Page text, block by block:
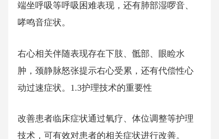
端坐呼吸等呼吸困难表现，还有肺部湿啰音、
哮鸣音症状。
右心相关伴随表现存在下肢、骶部、眼睑水
肿，颈静脉怒张提示右心受累，还有代偿性心
动过速症状。1.3护理技术的重要性
改善患者临床症状通过氧疗、体位调整等护理
技术，可有效对患者的相关症状进行改善。